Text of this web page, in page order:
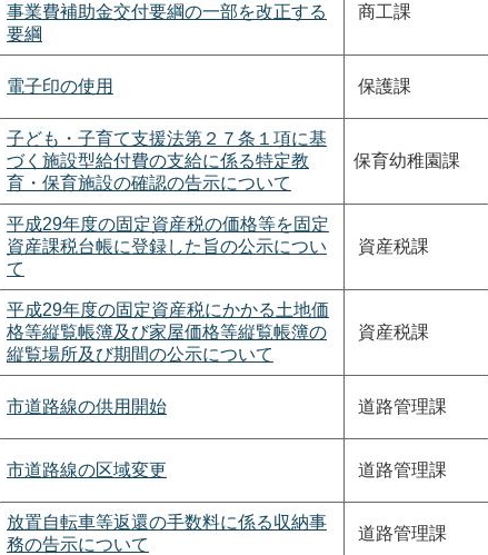
事業費補助金交付要綱の一部を改正する
要綱
商工課
電子印の使用 保護課
子ども・子育て支援法第２７条１項に基
づく施設型給付費の支給に係る特定教
育・保育施設の確認の告示について
保育幼稚園課
平成29年度の固定資産税の価格等を固定
資産課税台帳に登録した旨の公示につい
て
資産税課
平成29年度の固定資産税にかかる土地価
格等縦覧帳簿及び家屋価格等縦覧帳簿の
縦覧場所及び期間の公示について
資産税課
市道路線の供用開始 道路管理課
市道路線の区域変更 道路管理課
放置自転車等返還の手数料に係る収納事
務の告示について
道路管理課